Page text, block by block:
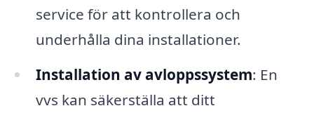
service för att kontrollera och
underhålla dina installationer.
Installation av avloppssystem: En
vvs kan säkerställa att ditt